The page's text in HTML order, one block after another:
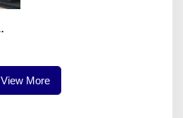
View More